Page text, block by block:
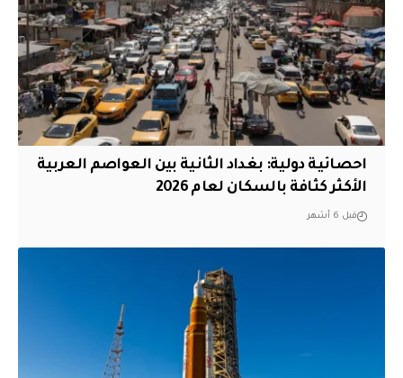
احصائية دولية: بغداد الثانية بين العواصم العربية
الأكثر كثافة بالسكان لعام 2026
قبل 6 أشهر